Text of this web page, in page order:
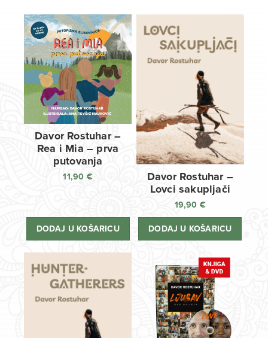
Davor Rostuhar –
Rea i Mia – prva
putovanja
11,90 €
DODAJ U KOŠARICU
Davor Rostuhar –
Lovci sakupljači
19,90 €
DODAJ U KOŠARICU